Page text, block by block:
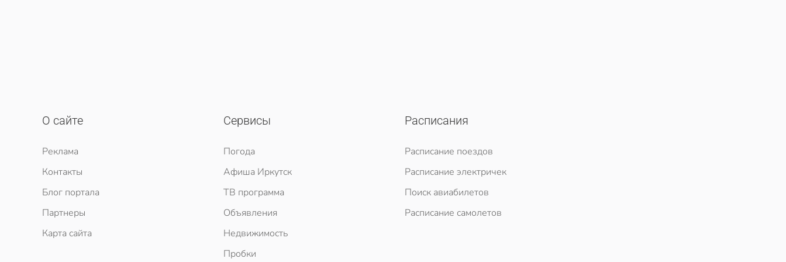
О сайте
Реклама
Контакты
Блог портала
Партнеры
Карта сайта
Сервисы
Погода
Афиша Иркутск
ТВ программа
Объявления
Недвижимость
Пробки
Расписания
Расписание поездов
Расписание электричек
Поиск авиабилетов
Расписание самолетов